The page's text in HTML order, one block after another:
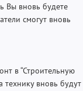
Вы вновь будете
смогут вновь
в “Строительную
вновь будут